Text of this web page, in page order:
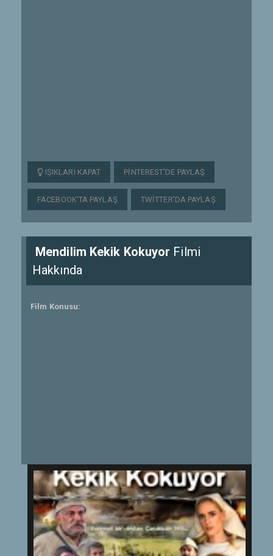
IŞIKLARI KAPAT PINTEREST'DE PAYLAŞ
FACEBOOK'TA PAYLAŞ TWITTER'DA PAYLAŞ
Mendilim Kekik Kokuyor Filmi
Hakkında
Film Konusu: